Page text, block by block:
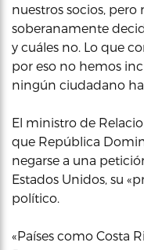
nuestros socios, pero
soberanamente
y cuáles no. Lo que
por eso no hemos
ningún ciudadano
El ministro de
que República
negarse a una
Estados Unidos, su
político.
«Países como Costa